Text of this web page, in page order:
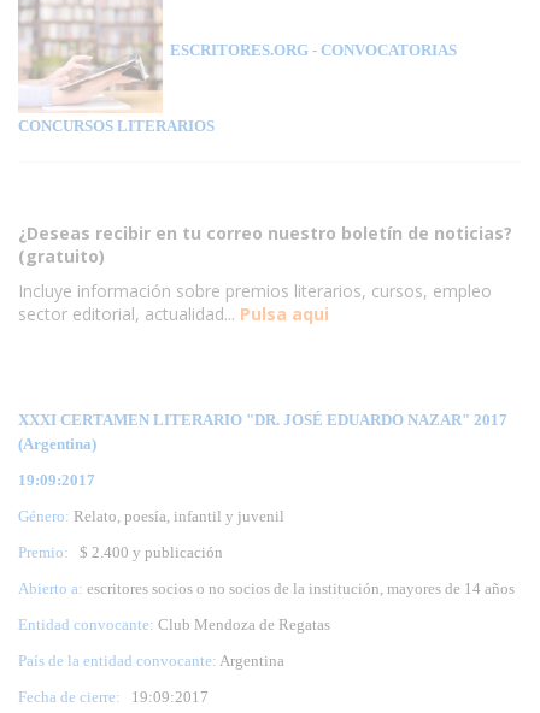
ESCRITORES.ORG - CONVOCATORIAS
CONCURSOS LITERARIOS
¿Deseas recibir en tu correo nuestro boletín de noticias?
(gratuito)
Incluye información sobre premios literarios, cursos, empleo
sector editorial, actualidad... Pulsa aqui
XXXI CERTAMEN LITERARIO "DR. JOSÉ EDUARDO NAZAR" 2017
(Argentina)
19:09:2017
Género: Relato, poesía, infantil y juvenil
Premio:
$ 2.400 y publicación
Abierto a: escritores socios o no socios de la institución, mayores de 14 años
Entidad convocante: Club Mendoza de Regatas
País de la entidad convocante: Argentina
Fecha de cierre: 19:09:2017